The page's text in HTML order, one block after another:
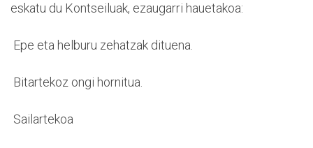
eskatu du Kontseiluak, ezaugarri hauetakoa:
 Epe eta helburu zehatzak dituena.
 Bitartekoz ongi hornitua.
 Sailartekoa